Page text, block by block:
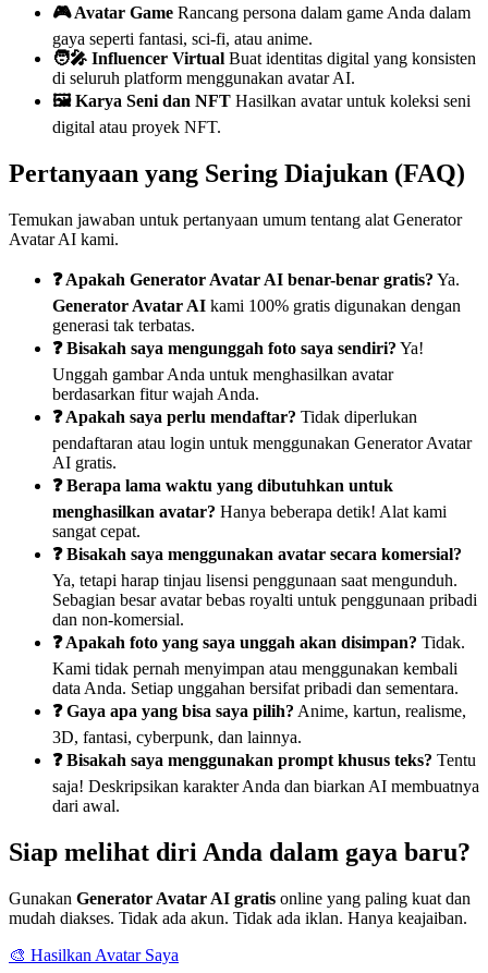
🎮 Avatar Game Rancang persona dalam game Anda dalam
gaya seperti fantasi, sci-fi, atau anime.
🧑‍🎤 Influencer Virtual Buat identitas digital yang konsisten
di seluruh platform menggunakan avatar AI.
🖼️ Karya Seni dan NFT Hasilkan avatar untuk koleksi seni
digital atau proyek NFT.
Pertanyaan yang Sering Diajukan (FAQ)
Temukan jawaban untuk pertanyaan umum tentang alat Generator
Avatar AI kami.
❓ Apakah Generator Avatar AI benar-benar gratis? Ya.
Generator Avatar AI kami 100% gratis digunakan dengan
generasi tak terbatas.
❓ Bisakah saya mengunggah foto saya sendiri? Ya!
Unggah gambar Anda untuk menghasilkan avatar
berdasarkan fitur wajah Anda.
❓ Apakah saya perlu mendaftar? Tidak diperlukan
pendaftaran atau login untuk menggunakan Generator Avatar
AI gratis.
❓ Berapa lama waktu yang dibutuhkan untuk
menghasilkan avatar? Hanya beberapa detik! Alat kami
sangat cepat.
❓ Bisakah saya menggunakan avatar secara komersial?
Ya, tetapi harap tinjau lisensi penggunaan saat mengunduh.
Sebagian besar avatar bebas royalti untuk penggunaan pribadi
dan non-komersial.
❓ Apakah foto yang saya unggah akan disimpan? Tidak.
Kami tidak pernah menyimpan atau menggunakan kembali
data Anda. Setiap unggahan bersifat pribadi dan sementara.
❓ Gaya apa yang bisa saya pilih? Anime, kartun, realisme,
3D, fantasi, cyberpunk, dan lainnya.
❓ Bisakah saya menggunakan prompt khusus teks? Tentu
saja! Deskripsikan karakter Anda dan biarkan AI membuatnya
dari awal.
Siap melihat diri Anda dalam gaya baru?
Gunakan Generator Avatar AI gratis online yang paling kuat dan
mudah diakses. Tidak ada akun. Tidak ada iklan. Hanya keajaiban.
🎨 Hasilkan Avatar Saya